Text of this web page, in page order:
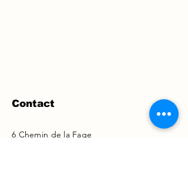
Contact
6 Chemin de la Fage